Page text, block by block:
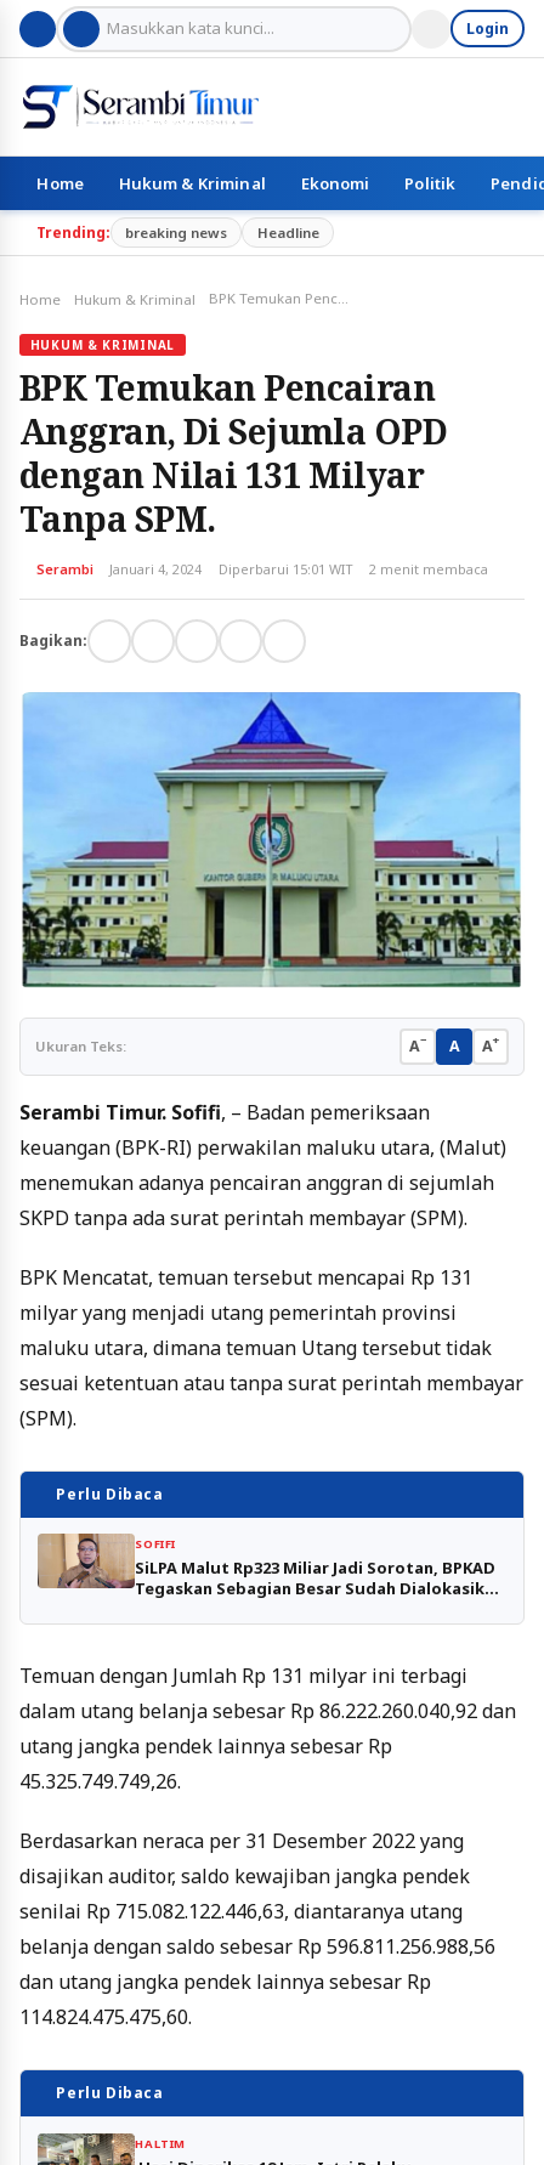
Login
Home Hukum & Kriminal Ekonomi Politik
Trending: breaking news Headline
Home Hukum & Kriminal BPK Temukan Pencairan Anggran, Di Sejumla OPD dengan Nilai 131 Milyar Tanpa SPM.
HUKUM & KRIMINAL
BPK Temukan Pencairan
Anggran, Di Sejumla OPD
dengan Nilai 131 Milyar
Tanpa SPM.
Serambi Januari 4, 2024 Diperbarui 15:01 WIT 2 menit membaca
Bagikan:
Ukuran Teks: A− A A+
Serambi Timur. Sofifi, – Badan pemeriksaan
keuangan (BPK-RI) perwakilan maluku utara, (Malut)
menemukan adanya pencairan anggran di sejumlah
SKPD tanpa ada surat perintah membayar (SPM).
BPK Mencatat, temuan tersebut mencapai Rp 131
milyar yang menjadi utang pemerintah provinsi
maluku utara, dimana temuan Utang tersebut tidak
sesuai ketentuan atau tanpa surat perintah membayar
(SPM).
Perlu Dibaca
SOFIFI
SiLPA Malut Rp323 Miliar Jadi Sorotan, BPKAD
Tegaskan Sebagian Besar Sudah Dialokasikan
Temuan dengan Jumlah Rp 131 milyar ini terbagi
dalam utang belanja sebesar Rp 86.222.260.040,92 dan
utang jangka pendek lainnya sebesar Rp
45.325.749.749,26.
Berdasarkan neraca per 31 Desember 2022 yang
disajikan auditor, saldo kewajiban jangka pendek
senilai Rp 715.082.122.446,63, diantaranya utang
belanja dengan saldo sebesar Rp 596.811.256.988,56
dan utang jangka pendek lainnya sebesar Rp
114.824.475.475,60.
Perlu Dibaca
HALTIM